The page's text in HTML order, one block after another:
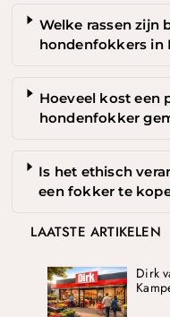
Welke rassen zijn
hondenfokkers in
Hoeveel kost een
hondenfokker
Is het ethisch
een fokker te
LAATSTE ARTIKELEN
Dirk